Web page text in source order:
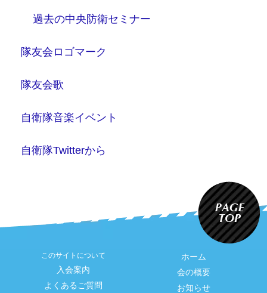
過去の中央防衛セミナー
隊友会ロゴマーク
隊友会歌
自衛隊音楽イベント
自衛隊Twitterから
このサイトについて
入会案内
よくあるご質問
ホーム
会の概要
お知らせ